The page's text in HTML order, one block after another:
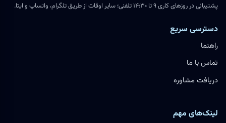
پشتیبانی در روزهای کاری ۹ تا ۱۴:۳۰ تلفنی؛ سایر اوقات از طریق تلگرام، واتساپ و ایتا.
دسترسی سریع
راهنما
تماس با ما
دریافت مشاوره
لینک‌های مهم